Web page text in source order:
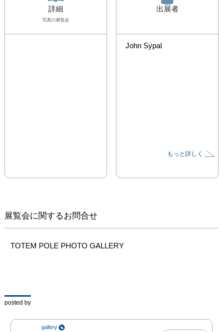
詳細
写真の展覧会
出展者
John Sypal
もっと詳しく
展覧会に関するお問合せ
TOTEM POLE PHOTO GALLERY
posted by
gallery